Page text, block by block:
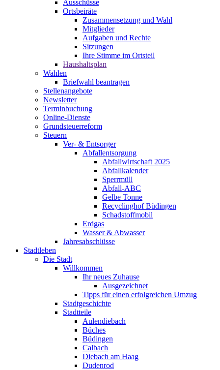
Ausschüsse
Ortsbeiräte
Zusammensetzung und Wahl
Mitglieder
Aufgaben und Rechte
Sitzungen
Ihre Stimme im Ortsteil
Haushaltsplan
Wahlen
Briefwahl beantragen
Stellenangebote
Newsletter
Terminbuchung
Online-Dienste
Grundsteuerreform
Steuern
Ver- & Entsorger
Abfallentsorgung
Abfallwirtschaft 2025
Abfallkalender
Sperrmüll
Abfall-ABC
Gelbe Tonne
Recyclinghof Büdingen
Schadstoffmobil
Erdgas
Wasser & Abwasser
Jahresabschlüsse
Stadtleben
Die Stadt
Willkommen
Ihr neues Zuhause
Ausgezeichnet
Tipps für einen erfolgreichen Umzug
Stadtgeschichte
Stadtteile
Aulendiebach
Büches
Büdingen
Calbach
Diebach am Haag
Dudenrod